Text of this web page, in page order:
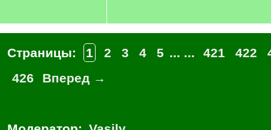
Страницы: 1 2 3 4 5 ... ... 421 422
426
Вперед →